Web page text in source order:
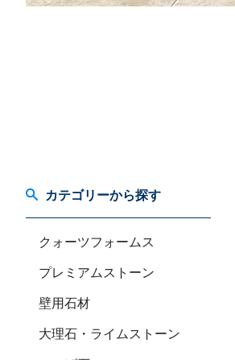
カテゴリーから探す
クォーツフォームス
プレミアムストーン
壁用石材
大理石・ライムストーン